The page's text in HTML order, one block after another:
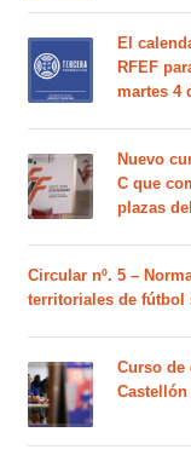
El
RFEF
martes 4
Nuevo
C que
plazas
Circular nº. 5 –
territoriales de fútbol
Curso de